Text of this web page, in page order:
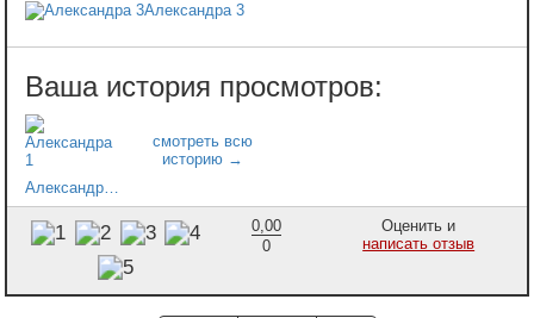
Александра 3
0,00
0
Оценить и
написать отзыв